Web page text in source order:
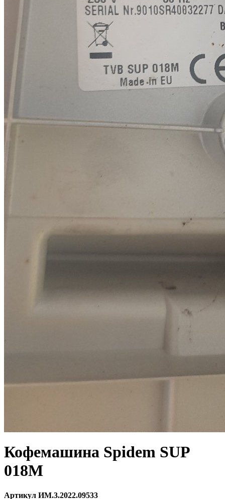
Кофемашина Spidem SUP
018M
Артикул ИМ.3.2022.09533